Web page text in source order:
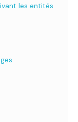
les entités